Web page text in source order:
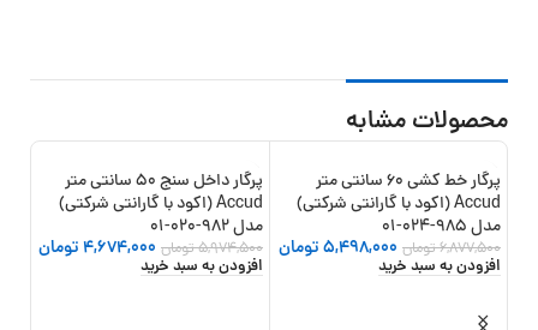
محصولات مشابه
-20%
پرگار خط کشی 60 سانتی متر
Accud (اکود با گارانتی شرکتی)
مدل 985-024-01
6,877,500تومان 5,498,000تومان
افزودن به سبد خرید
-22%
پرگار داخل سنج 50 سانتی متر
Accud (اکود با گارانتی شرکتی)
مدل 982-020-01
5,974,500تومان 4,674,000تومان
افزودن به سبد خرید